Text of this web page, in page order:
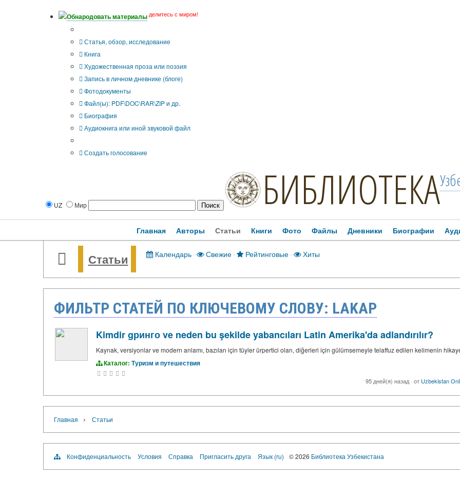
Обнародовать материалы делитесь с миром!
Статья, обзор, исследование
Книга
Художественная проза или поэзия
Запись в личном дневнике (блоге)
Фотодокументы
Файл(ы): PDF\DOC\RAR\ZIP и др.
Биография
Аудиокнига или иной звуковой файл
Создать голосование
UZ Мир БИБЛИОТЕКА
Главная Авторы Статьи Книги Фото Файлы Дневники Биографии
Статьи Календарь · Свежие · Рейтинговые · Хиты
ФИЛЬТР СТАТЕЙ ПО КЛЮЧЕВОМУ СЛОВУ: LAKAP
Kimdir gринго ve neden bu şekilde yabancıları Latin Amerika'da adlandırılır?
Kaynak, versiyonlar ve modern anlamı, bazıları için tüyler ürpertici olan, diğerleri için gülümsemeyle telaffuz edilen kelimenin
Каталог: Туризм и путешествия
95 дней(я) назад· от Uzbekistan
Главная › Статьи
Конфиденциальность Условия Справка Пригласить друга Язык (ru) © 2026 Библиотека Узбекистана